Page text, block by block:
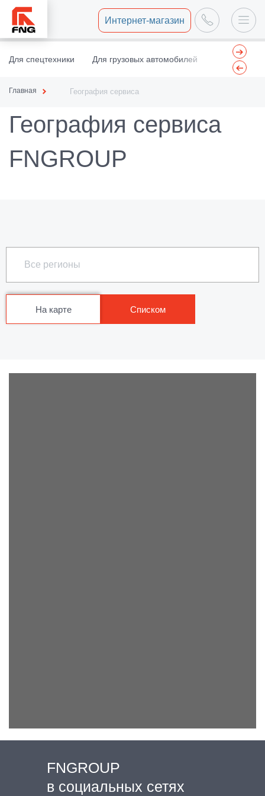
Интернет-магазин
Для спецтехники Для грузовых автомобилей Центр
Главная География сервиса
География сервиса
FNGROUP
Все регионы
На карте Списком
FNGROUP
в социальных сетях